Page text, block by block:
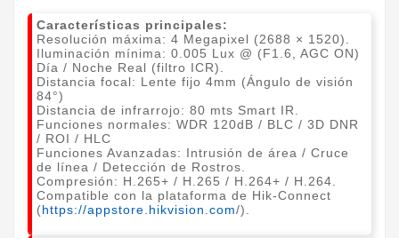
Características principales:
Resolución máxima: 4 Megapixel (2688 × 1520).
Iluminación mínima: 0.005 Lux @ (F1.6, AGC ON)
Día / Noche Real (filtro ICR).
Distancia focal: Lente fijo 4mm (Ángulo de visión
84°)
Distancia de infrarrojo: 80 mts Smart IR.
Funciones normales: WDR 120dB / BLC / 3D DNR
/ ROI / HLC
​Funciones Avanzadas: Intrusión de área / Cruce
de línea / Detección de Rostros.
Compresión: H.265+ / H.265 / H.264+ / H.264.
Compatible con la plataforma de Hik-Connect
(https://appstore.hikvision.com/).